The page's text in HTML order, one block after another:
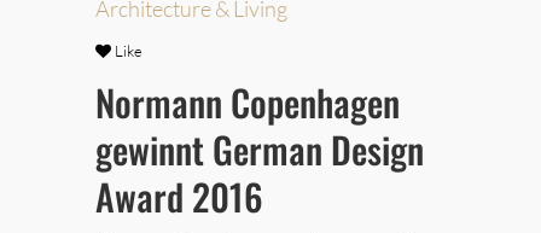
Architecture & Living
Like
Normann Copenhagen
gewinnt German Design
Award 2016